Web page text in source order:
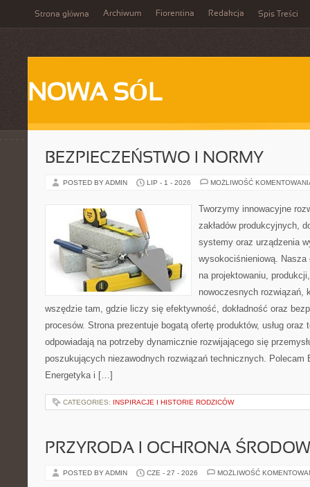
Strona główna Archiwum Fiorentina Redakcja Spis Treści
NOWA SÓL
BEZPIECZEŃSTWO I NORMY
POSTED BY ADMIN LIP - 1 - 2026 MOŻLIWOŚĆ
Tworzymy innowacyjne
zakładów produkcyjnych,
systemy oraz urządzenia
wysokociśnieniową. Nasza
na projektowaniu,
nowoczesnych rozwiązań,
wszędzie tam, gdzie liczy się efektywność, dokładność oraz
procesów. Strona prezentuje bogatą ofertę produktów, usług oraz
odpowiadają na potrzeby dynamicznie rozwijającego się
poszukujących niezawodnych rozwiązań technicznych. Polecam
Energetyka i […]
CATEGORIES: INSPIRACJE I HISTORIE RODZICÓW
PRZYRODA I OCHRONA
POSTED BY ADMIN CZE - 27 - 2026 MOŻLIWOŚĆ